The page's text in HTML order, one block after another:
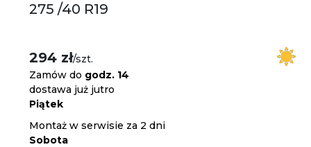
275 /40 R19
294 zł/szt.
Zamów do godz. 14
dostawa już jutro
Piątek
Montaż w serwisie za 2 dni
Sobota